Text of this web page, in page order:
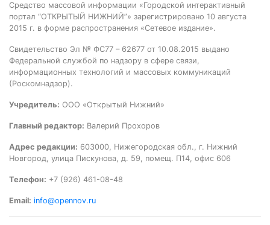
Средство массовой информации «Городской интерактивный
портал “ОТКРЫТЫЙ НИЖНИЙ”» зарегистрировано 10 августа
2015 г. в форме распространения «Сетевое издание».
Свидетельство Эл № ФС77 – 62677 от 10.08.2015 выдано
Федеральной службой по надзору в сфере связи,
информационных технологий и массовых коммуникаций
(Роскомнадзор).
Учредитель: ООО «Открытый Нижний»
Главный редактор: Валерий Прохоров
Адрес редакции: 603000, Нижегородская обл., г. Нижний
Новгород, улица Пискунова, д. 59, помещ. П14, офис 606
Телефон: +7 (926) 461-08-48
Email: info@opennov.ru